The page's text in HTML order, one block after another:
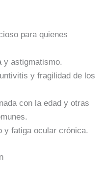
para quienes
y astigmatismo.
y fragilidad de los
con la edad y otras
y fatiga ocular crónica.